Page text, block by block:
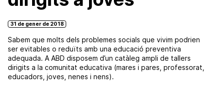
31 de gener de 2018
Sabem que molts dels problemes socials que vivim podrien
ser evitables o reduïts amb una educació preventiva
adequada. A ABD disposem d’un catàleg ampli de tallers
dirigits a la comunitat educativa (mares i pares, professorat,
educadors, joves, nenes i nens).